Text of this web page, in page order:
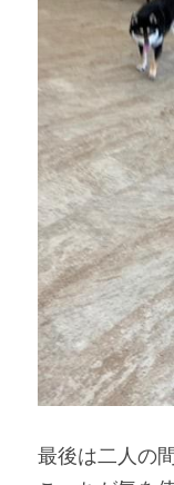
最後は二人の